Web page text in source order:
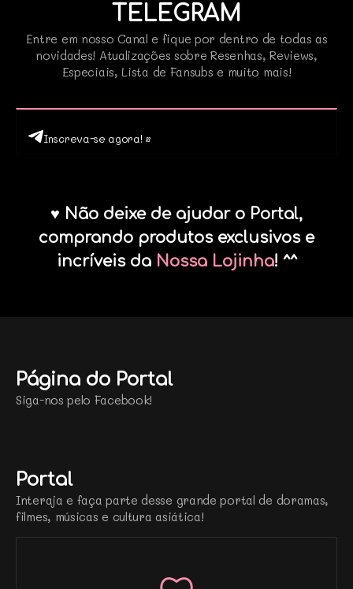
TELEGRAM
Entre em nosso Canal e fique por dentro de todas as
novidades! Atualizações sobre Resenhas, Reviews,
Especiais, Lista de Fansubs e muito mais!
Inscreva-se agora! •
♥ Não deixe de ajudar o Portal,
comprando produtos exclusivos e
incríveis da Nossa Lojinha! ^^
Página do Portal
Siga-nos pelo Facebook!
Portal
Interaja e faça parte desse grande portal de doramas,
filmes, músicas e cultura asiática!